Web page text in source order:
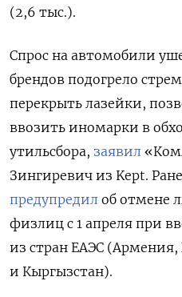
(2,6 тыс.).
Спрос на автомобили
брендов подогрело
перекрыть лазейки,
ввозить иномарки в
утильсбора, заявил
Зингиревич из Kept.
предупредил об отмене
физлиц с 1 апреля при
из стран ЕАЭС (Армения,
и Кыргызстан).